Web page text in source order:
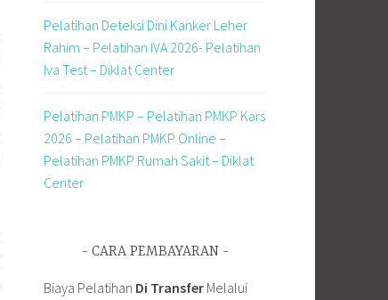
Pelatihan Deteksi Dini Kanker Leher
Rahim – Pelatihan IVA 2026- Pelatihan
Iva Test – Diklat Center
Pelatihan PMKP – Pelatihan PMKP Kars
2026 – Pelatihan PMKP Online –
Pelatihan PMKP Rumah Sakit – Diklat
Center
CARA PEMBAYARAN
Biaya Pelatihan Di Transfer Melalui